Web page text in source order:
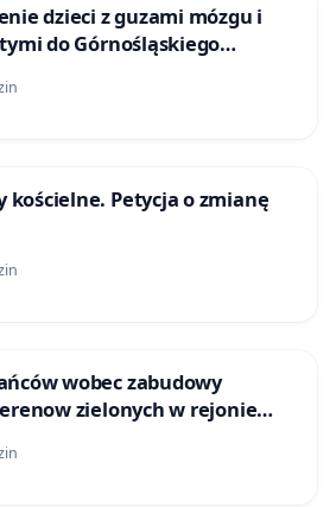
dzieci z guzami mózgu i
do Górnośląskiego
Dziecka w Katowicach
kościelne. Petycja o zmianę
wobec zabudowy
zielonych w rejonie
w Bielsku-Białej